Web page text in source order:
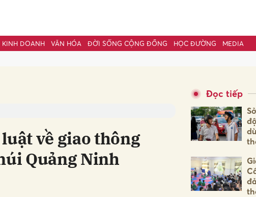
KINH DOANH VĂN HÓA ĐỜI SỐNG CỘNG ĐỒNG HỌC ĐƯỜNG MEDIA
về giao thông
Quảng Ninh
Đọc tiếp
Gửi